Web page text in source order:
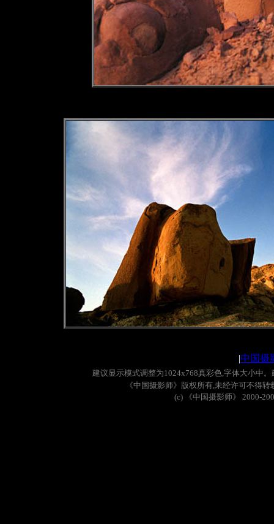
|中国摄
建议显示模式调整为1024x768真彩色,字体大小中。
《中国摄影师》版权所有,未经许可不得转
(c)
《中国摄影师》 2000-200